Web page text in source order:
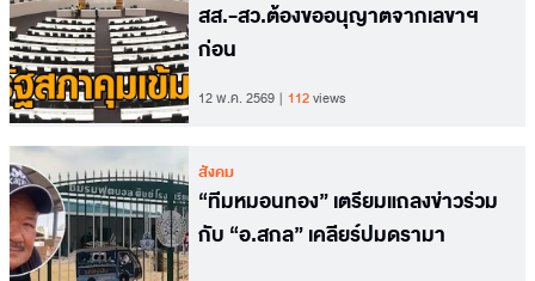
สส.-สว.ต้องขออนุญาตจากเลขาฯ
ก่อน
12 พ.ค. 2569 112views
สังคม
“ทีมหมอนทอง” เตรียมแถลงข่าวร่วม
กับ “อ.สกล” เคลียร์ปมดรามา